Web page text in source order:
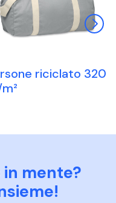
riciclato 320
mente?